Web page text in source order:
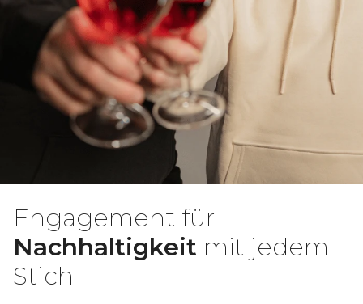
Engagement für
Nachhaltigkeit mit jedem
Stich